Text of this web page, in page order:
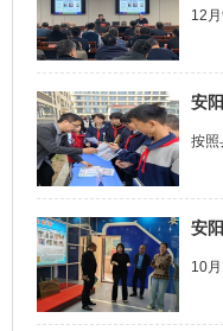
12
安
按照
安
10